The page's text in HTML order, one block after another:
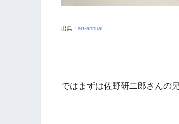
出典： art-annual
ではまずは佐野研二郎さんの